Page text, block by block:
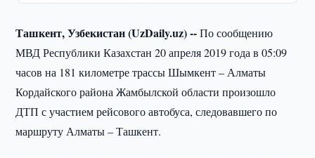
Ташкент, Узбекистан (UzDaily.uz) --По сообщению
МВД Республики Казахстан 20 апреля 2019 года в 05:09
часов на 181 километре трассы Шымкент – Алматы
Кордайского района Жамбылской области произошло
ДТП с участием рейсового автобуса, следовавшего по
маршруту Алматы – Ташкент.